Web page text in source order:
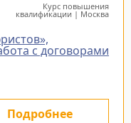
Курс повышения
квалификации | Москва
с договорами
Подробнее